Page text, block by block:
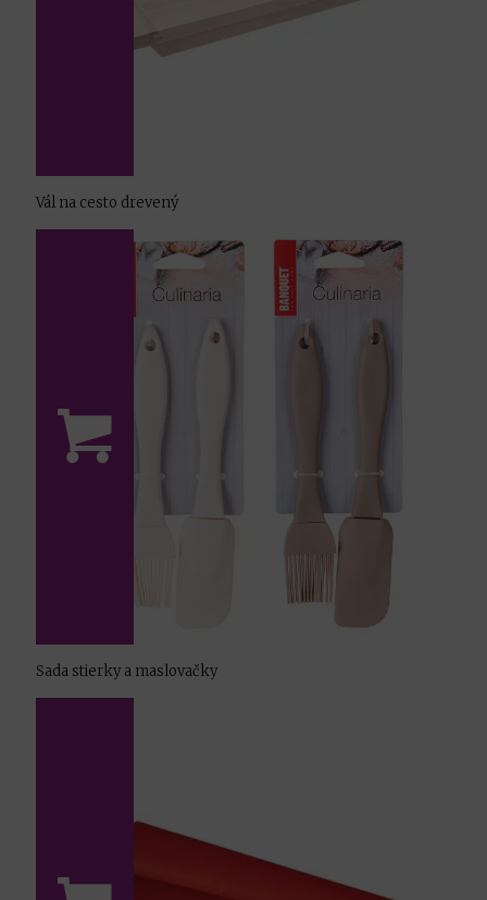
Vál na cesto drevený
Sada stierky a maslovačky